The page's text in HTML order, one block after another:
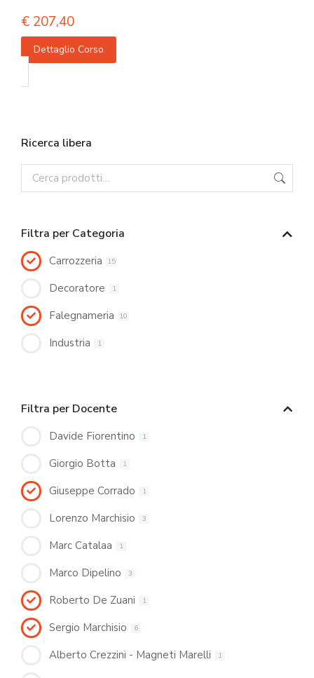
€ 207,40
Dettaglio Corso
Ricerca libera
Filtra per Categoria
Carrozzeria 15
Decoratore 1
Falegnameria 10
Industria 1
Filtra per Docente
Davide Fiorentino 1
Giorgio Botta 1
Giuseppe Corrado 1
Lorenzo Marchisio 3
Marc Catalaa 1
Marco Dipelino 3
Roberto De Zuani 1
Sergio Marchisio 6
Alberto Crezzini - Magneti Marelli 1